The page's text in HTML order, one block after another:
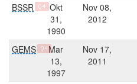
BSSR Q4
Okt
31,
1990
Nov 08,
2012
GEMS Q4Mar
13,
1997
Nov 17,
2011